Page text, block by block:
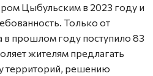
Цыбульским в 2023 году и
Только от
прошлом году поступило 83
жителям предлагать
территорий, решению